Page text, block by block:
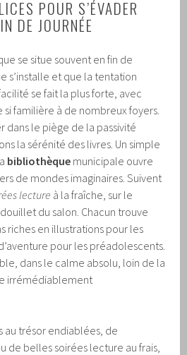
POUR S’ÉVADER
DE JOURNÉE
se situe souvent en fin de
s’installe et que la tentation
se fait la plus forte, avec
familière à de nombreux foyers.
le piège de la passivité
la sérénité des livres. Un simple
bibliothèque municipale ouvre
de mondes imaginaires. Suivent
lecture à la fraîche, sur le
du salon. Chacun trouve
riches en illustrations pour les
pour les préadolescents.
dans le calme absolu, loin de la
irrémédiablement
au trésor endiablées, de
de belles soirées lecture au frais,